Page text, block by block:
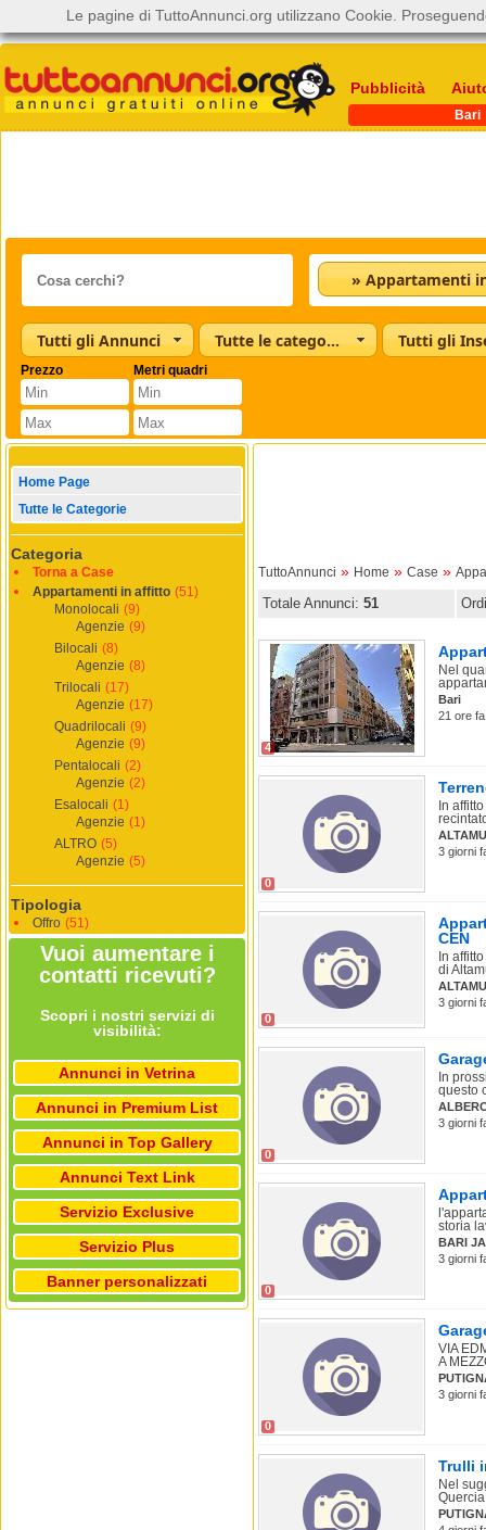
Pubblicità
Bari
Tutti gli Annunci Tutte le categorie Tutti gli
Prezzo Metri quadri
Home Page
Tutte le Categorie
Categoria
Torna a Case
Appartamenti in affitto (51)
Monolocali (9)
Agenzie (9)
Bilocali (8)
Agenzie (8)
Trilocali (17)
Agenzie (17)
Quadrilocali (9)
Agenzie (9)
Pentalocali (2)
Agenzie (2)
Esalocali (1)
Agenzie (1)
ALTRO (5)
Agenzie (5)
Tipologia
Offro (51)
Vuoi aumentare i
contatti ricevuti?
Scopri i nostri servizi di
visibilità:
Annunci in Vetrina
Annunci in Premium List
Annunci in Top Gallery
Annunci Text Link
Servizio Exclusive
Servizio Plus
Banner personalizzati
TuttoAnnunci » Home » Case »
Totale Annunci: 51
4
Nel
Bari
21 ore
0
In
3 giorni
0
CEN
In
di
3 giorni
0
In
questo
3 giorni
0
storia
BARI
3 giorni
0
VIA
A
3 giorni
Trulli
Nel
Le pagine di TuttoAnnunci.org utilizzano Cookie.